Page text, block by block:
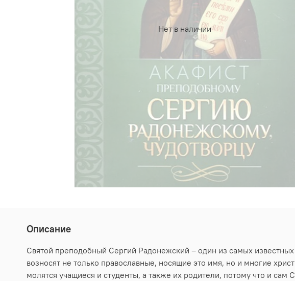
Нет в наличии
Описание
Святой преподобный Сергий Радонежский – один из самых
возносят не только православные, носящие это имя, но и многие
молятся учащиеся и студенты, а также их родители, потому что и